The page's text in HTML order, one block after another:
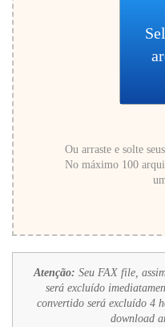
Ou arraste e solte
No máximo 100
Atenção: Seu FAX file,
será excluído
convertido será excluído 4
download